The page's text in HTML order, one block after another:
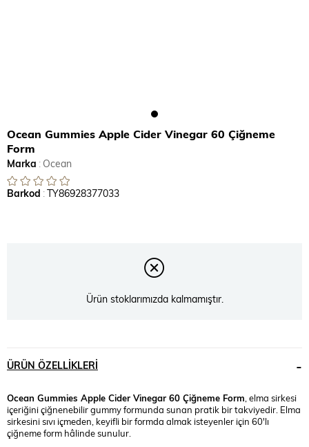
Ocean Gummies Apple Cider Vinegar 60 Çiğneme
Form
Marka : Ocean
Barkod :TY86928377033
Ürün stoklarımızda kalmamıştır.
ÜRÜN ÖZELLIKLERI
Ocean Gummies Apple Cider Vinegar 60 Çiğneme Form , elma sirkesi
içeriğini çiğnenebilir gummy formunda sunan pratik bir takviyedir. Elma
sirkesini sıvı içmeden, keyifli bir formda almak isteyenler için 60'lı
çiğneme form hâlinde sunulur.